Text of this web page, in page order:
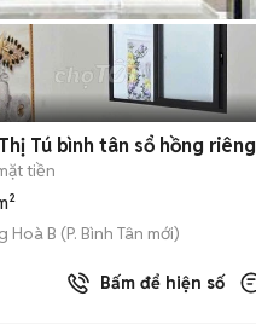
Tú bình tân sổ hồng riêng
tiền
Hoà B (P. Bình Tân mới)
Bấm để hiện số